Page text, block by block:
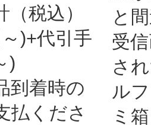
税込）
)+代引手
)
到着時の
払くださ
と
受
さ
ル
ミ